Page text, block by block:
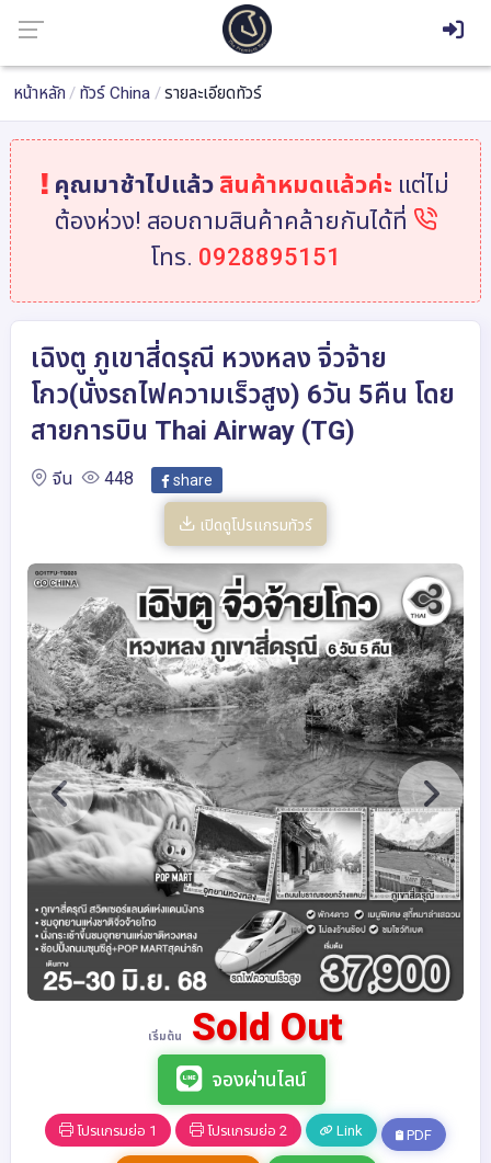
หน้าหลัก ทัวร์ China รายละเอียดทัวร์
คุณมาช้าไปแล้ว สินค้าหมดแล้วค่ะ แต่ไม่
ต้องห่วง! สอบถามสินค้าคล้ายกันได้ที่
โทร. 0928895151
เฉิงตู ภูเขาสี่ดรุณี หวงหลง จิ่วจ้าย
โกว(นั่งรถไฟความเร็วสูง) 6วัน 5คืน โดย
สายการบิน Thai Airway (TG)
จีน 448 share
เปิดดูโปรแกรมทัวร์
เริ่มต้น Sold Out
จองผ่านไลน์
โปรแกรมย่อ 1 โปรแกรมย่อ 2 Link PDF